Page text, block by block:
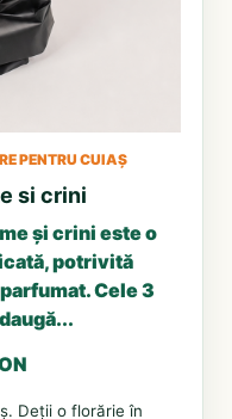
PENTRU CUIAȘ
si crini
și crini este o
potrivită
Cele 3
Deții o florărie în